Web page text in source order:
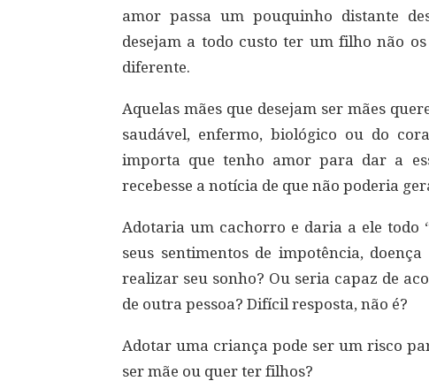
amor passa um pouquinho distante
desejam a todo custo ter um filho não
diferente.
Aquelas mães que desejam ser mães
saudável, enfermo, biológico ou do
importa que tenho amor para dar a
recebesse a notícia de que não poderia
Adotaria um cachorro e daria a ele todo
seus sentimentos de impotência,
realizar seu sonho? Ou seria capaz de
de outra pessoa? Difícil resposta, não é?
Adotar uma criança pode ser um risco
ser mãe ou quer ter filhos?